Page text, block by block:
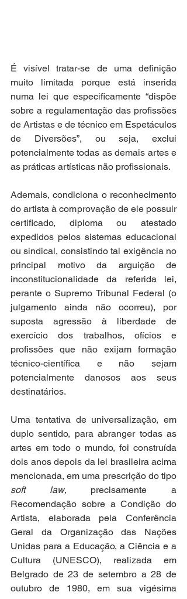
É visível tratar-se de uma definição
muito limitada porque está inserida
numa lei que especificamente “dispõe
sobre a regulamentação das profissões
de Artistas e de técnico em Espetáculos
de Diversões”, ou seja, exclui
potencialmente todas as demais artes e
as práticas artísticas não profissionais.
Ademais, condiciona o reconhecimento
do artista à comprovação de ele possuir
certificado, diploma ou atestado
expedidos pelos sistemas educacional
ou sindical, consistindo tal exigência no
principal motivo da arguição de
inconstitucionalidade da referida lei,
perante o Supremo Tribunal Federal (o
julgamento ainda não ocorreu), por
suposta agressão à liberdade de
exercício dos trabalhos, ofícios e
profissões que não exijam formação
técnico-científica e não sejam
potencialmente danosos aos seus
destinatários.
Uma tentativa de universalização, em
duplo sentido, para abranger todas as
artes em todo o mundo, foi construída
dois anos depois da lei brasileira acima
soft law, precisamente a
Recomendação sobre a Condição do
Artista, elaborada pela Conferência
Geral da Organização das Nações
Unidas para a Educação, a Ciência e a
Cultura (UNESCO), realizada em
Belgrado de 23 de setembro a 28 de
outubro de 1980, em sua vigésima